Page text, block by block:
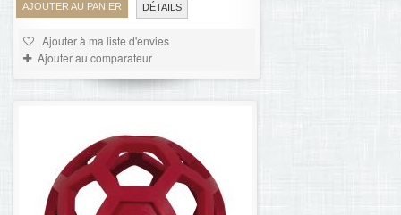
AJOUTER AU PANIER DÉTAILS
Ajouter à ma liste d'envies
Ajouter au comparateur